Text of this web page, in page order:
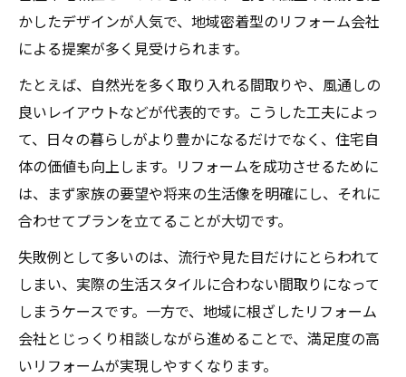
子育て世代に人気の間取りリフォーム事例
住まい改善を目指すリフォームの流れ
リフォームの流れと間取り見直しのポイン
ト
初めてでも安心できるリフォーム手順解説
相談から契約までのリフォームプロセス
リフォームで後悔しないための事前確認点
間取り変更に伴うリフォームの注意事項
快適生活をつくる間取り見直し方
リフォームで快適な間取りを実現するコツ
住み心地を左右する間取り見直しの要点
断熱や採光を考慮したリフォーム設計法
かしたデザインが人気で、地域密着型のリフォーム会社
による提案が多く見受けられます。
たとえば、自然光を多く取り入れる間取りや、風通しの
良いレイアウトなどが代表的です。こうした工夫によっ
て、日々の暮らしがより豊かになるだけでなく、住宅自
体の価値も向上します。リフォームを成功させるために
は、まず家族の要望や将来の生活像を明確にし、それに
合わせてプランを立てることが大切です。
失敗例として多いのは、流行や見た目だけにとらわれて
しまい、実際の生活スタイルに合わない間取りになって
しまうケースです。一方で、地域に根ざしたリフォーム
会社とじっくり相談しながら進めることで、満足度の高
いリフォームが実現しやすくなります。